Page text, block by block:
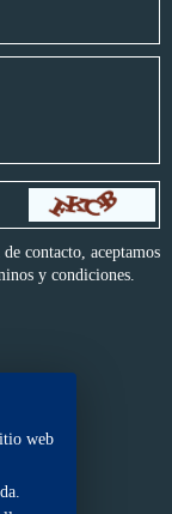
contacto, aceptamos
y condiciones.
web